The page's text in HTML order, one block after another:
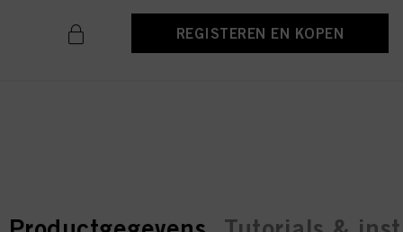
REGISTEREN EN KOPEN